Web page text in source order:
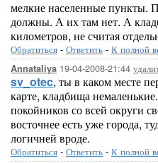
мелкие населенные пункты.
должны. А их там нет. А
километров, не считая
Обратиться - Ответить - К полной
Annataliya 19-04-2008-21:44
sv_otec, ты в каком месте
карте, кладбища
покойников со всей округи
восточнее есть уже города,
логичней вроде.
Обратиться - Ответить - К полной